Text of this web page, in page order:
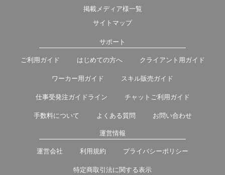
掲載メディア様一覧
サイトマップ
サポート
ご利用ガイド はじめての方へ クライアント用ガイド
ワーカー用ガイド スキル販売ガイド
仕事受発注ガイドライン チャットご利用ガイド
手数料について よくある質問 お問い合わせ
運営情報
運営会社 利用規約 プライバシーポリシー
特定商取引法に関する表示